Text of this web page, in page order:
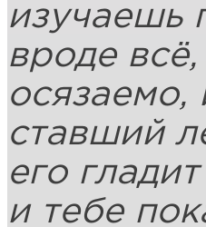
изучаешь
вроде
осязаемо,
ставший
его
и тебе